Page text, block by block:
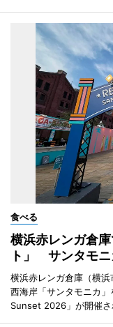
食べる
横浜赤レンガ倉
ト」 サンタモ
横浜赤レンガ倉庫（横
西海岸「サンタモニカ
Sunset 2026」が開催さ